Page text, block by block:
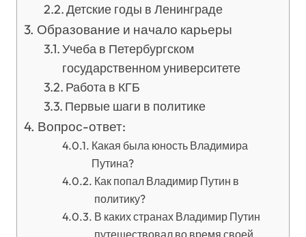
Детские годы в Ленинграде
Образование и начало карьеры
Учеба в Петербургском
государственном университете
Работа в КГБ
Первые шаги в политике
Вопрос-ответ:
Какая была юность Владимира
Путина?
Как попал Владимир Путин в
политику?
В каких странах Владимир Путин
путешествовал во время своей